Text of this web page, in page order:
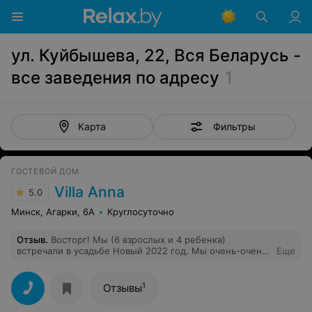
ул. Куйбышева, 22, Вся Беларусь -
все заведения по адресу 1
Карта Фильтры
ГОСТЕВОЙ ДОМ
5.0 Villa Anna
Минск, Агарки, 6А Круглосуточно
Отзыв. Восторг! Мы (6 взрослых и 4 ребенка)
встречали в усадьбе Новый 2022 год. Мы очень-очень
здесь! 1)Очень гостеприимные хозяева – Анна и Юрий.
Интересные, интеллигентные, было приятно
пообщаться на разные темы. 2)Сам дом! Если вы
хотите понять, что такое дом, построенный с любовью
Еще
Отзывы1